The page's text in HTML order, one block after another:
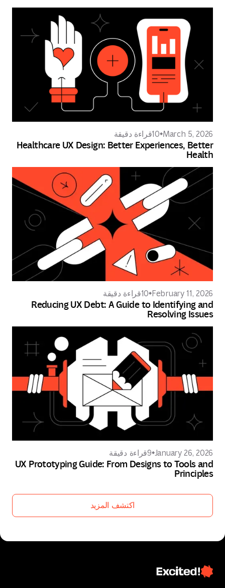
March 5, 2026
10قراءة دقيقة
Healthcare UX Design: Better Experiences, Better
Health
February 11, 2026
10قراءة دقيقة
Reducing UX Debt: A Guide to Identifying and
Resolving Issues
January 26, 2026
9قراءة دقيقة
UX Prototyping Guide: From Designs to Tools and
Principles
اكتشف المزيد